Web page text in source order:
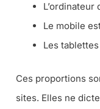
Le mobile
Les
Ces proportions
sites. Elles ne